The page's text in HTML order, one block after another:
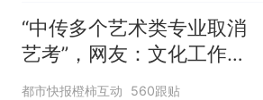
“中传多个艺术类专业取消
艺考”，网友：文化工作者
一定要有文化，这句话的
都市快报橙柿互动 560跟贴